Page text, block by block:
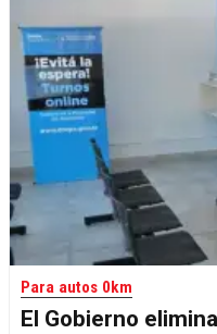
Para autos 0km
El Gobierno